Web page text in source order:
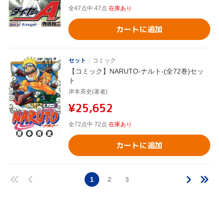
全47点中 47点 在庫あり
カートに追加
セット コミック
【コミック】NARUTO-ナルト-(全72巻)セッ
ト
岸本斉史(著者)
¥25,652
全72点中 72点 在庫あり
カートに追加
1 2 3